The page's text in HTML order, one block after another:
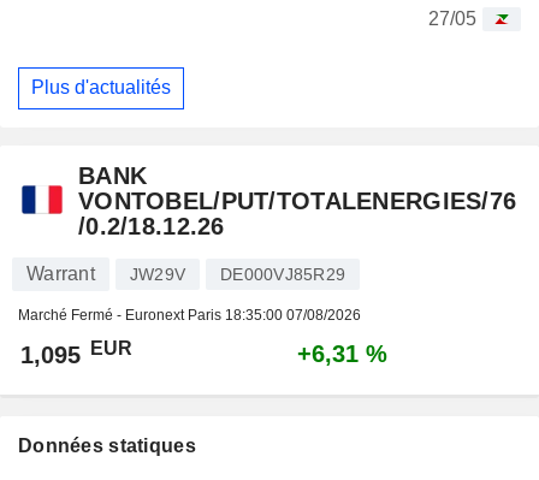
27/05
Plus d'actualités
BANK
VONTOBEL/PUT/TOTALENERGIES/76
/0.2/18.12.26
Warrant JW29V DE000VJ85R29
Marché Fermé - Euronext Paris 18:35:00 07/08/2026
1,095 EUR +6,31 %
Données statiques